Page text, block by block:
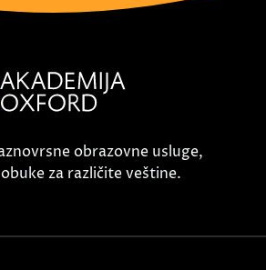
obrazovne usluge,
za različite veštine.